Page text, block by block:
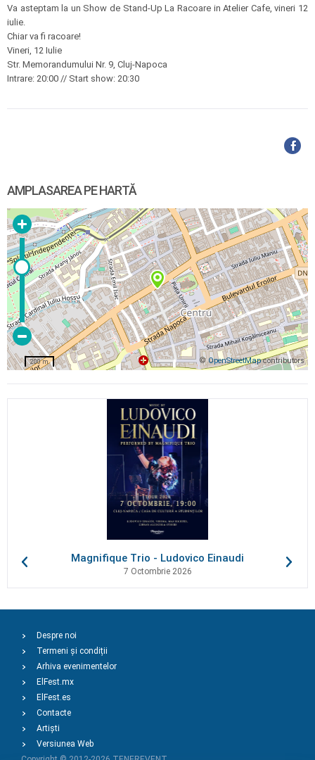
Va asteptam la un Show de Stand-Up La Racoare in Atelier Cafe, vineri 12
iulie.
Chiar va fi racoare!
Vineri, 12 Iulie
Str. Memorandumului Nr. 9, Cluj-Napoca
Intrare: 20:00 // Start show: 20:30
AMPLASAREA PE HARTĂ
©OpenStreetMapcontributors
200 m
Magnifique Trio - Ludovico Einaudi
7 Octombrie 2026
Despre noi
Termeni și condiții
Arhiva evenimentelor
ElFest.mx
ElFest.es
Contacte
Artiști
Versiunea Web